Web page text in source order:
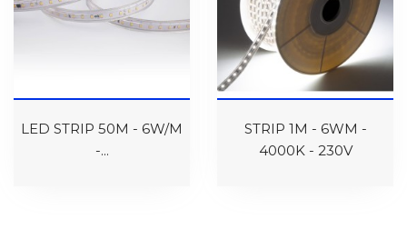
LED STRIP 50M - 6W/M
-...
STRIP 1M - 6WM -
4000K - 230V